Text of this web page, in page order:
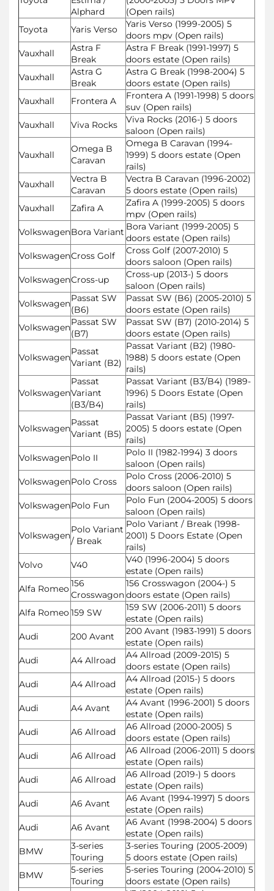
Alphard
(Open rails)
Toyota
Yaris Verso
Yaris Verso (1999-2005) 5
doors mpv (Open rails)
Vauxhall
Astra F
Break
Astra F Break (1991-1997) 5
doors estate (Open rails)
Vauxhall
Astra G
Break
Astra G Break (1998-2004) 5
doors estate (Open rails)
Vauxhall
Frontera A
Frontera A (1991-1998) 5 doors
suv (Open rails)
Vauxhall
Viva Rocks
Viva Rocks (2016-) 5 doors
saloon (Open rails)
Vauxhall
Omega B
Caravan
Omega B Caravan (1994-
1999) 5 doors estate (Open
rails)
Vauxhall
Vectra B
Caravan
Vectra B Caravan (1996-2002)
5 doors estate (Open rails)
Vauxhall
Zafira A
Zafira A (1999-2005) 5 doors
mpv (Open rails)
VolkswagenBora Variant Bora Variant (1999-2005) 5
doors estate (Open rails)
VolkswagenCross Golf
Cross Golf (2007-2010) 5
doors saloon (Open rails)
VolkswagenCross-up
Cross-up (2013-) 5 doors
saloon (Open rails)
VolkswagenPassat SW
(B6)
Passat SW (B6) (2005-2010) 5
doors estate (Open rails)
VolkswagenPassat SW
(B7)
Passat SW (B7) (2010-2014) 5
doors estate (Open rails)
Volkswagen
Passat
Variant (B2)
Passat Variant (B2) (1980-
1988) 5 doors estate (Open
rails)
Volkswagen
Passat
Variant
(B3/B4)
Passat Variant (B3/B4) (1989-
1996) 5 Doors Estate (Open
rails)
Volkswagen
Passat
Variant (B5)
Passat Variant (B5) (1997-
2005) 5 doors estate (Open
rails)
VolkswagenPolo II
Polo II (1982-1994) 3 doors
saloon (Open rails)
VolkswagenPolo Cross
Polo Cross (2006-2010) 5
doors saloon (Open rails)
VolkswagenPolo Fun
Polo Fun (2004-2005) 5 doors
saloon (Open rails)
Volkswagen
Polo Variant
/ Break
Polo Variant / Break (1998-
2001) 5 Doors Estate (Open
rails)
Volvo
V40
V40 (1996-2004) 5 doors
estate (Open rails)
Alfa Romeo156
Crosswagon
156 Crosswagon (2004-) 5
doors estate (Open rails)
Alfa Romeo159 SW
159 SW (2006-2011) 5 doors
estate (Open rails)
Audi
200 Avant
200 Avant (1983-1991) 5 doors
estate (Open rails)
Audi
A4 Allroad
A4 Allroad (2009-2015) 5
doors estate (Open rails)
Audi
A4 Allroad
A4 Allroad (2015-) 5 doors
estate (Open rails)
Audi
A4 Avant
A4 Avant (1996-2001) 5 doors
estate (Open rails)
Audi
A6 Allroad
A6 Allroad (2000-2005) 5
doors estate (Open rails)
Audi
A6 Allroad
A6 Allroad (2006-2011) 5 doors
estate (Open rails)
Audi
A6 Allroad
A6 Allroad (2019-) 5 doors
estate (Open rails)
Audi
A6 Avant
A6 Avant (1994-1997) 5 doors
estate (Open rails)
Audi
A6 Avant
A6 Avant (1998-2004) 5 doors
estate (Open rails)
BMW
3-series
Touring
3-series Touring (2005-2009)
5 doors estate (Open rails)
BMW
5-series
Touring
5-series Touring (2004-2010) 5
doors estate (Open rails)